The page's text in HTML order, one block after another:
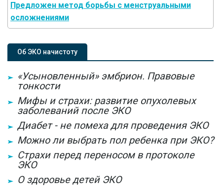
Предложен метод борьбы с менструальными
осложнениями
Об ЭКО начистоту
«Усыновленный» эмбрион. Правовые
тонкости
Мифы и страхи: развитие опухолевых
заболеваний после ЭКО
Диабет - не помеха для проведения ЭКО
Можно ли выбрать пол ребенка при ЭКО?
Страхи перед переносом в протоколе
ЭКО
О здоровье детей ЭКО